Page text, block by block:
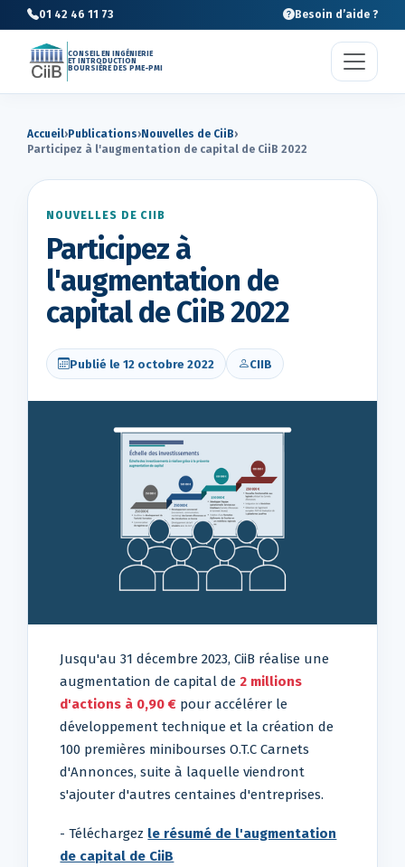
01 42 46 11 73 Besoin d’aide ?
CONSEIL EN INGÉNIERIE
ET INTRODUCTION
BOURSIÈRE DES PME-PMI
Accueil› Publications›Nouvelles de CiiB›
Participez à l'augmentation de capital de CiiB 2022
NOUVELLES DE CIIB
Participez à
l'augmentation de
capital de CiiB 2022
Publié le 12 octobre 2022 CIIB
Jusqu'au 31 décembre 2023, CiiB réalise une
augmentation de capital de 2 millions
d'actions à 0,90 € pour accélérer le
développement technique et la création de
100 premières minibourses O.T.C Carnets
d'Annonces, suite à laquelle viendront
s'ajouter d'autres centaines d'entreprises.
- Téléchargez le résumé de l'augmentation
de capital de CiiB